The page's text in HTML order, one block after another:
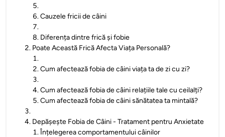
5.
6.Cauzele fricii de câini
7.
8. Diferența dintre frică și fobie
2. Poate Această Frică Afecta Viața Personală?
1.
2.Cum afectează fobia de câini viața ta de zi cu zi?
3.
4.Cum afectează fobia de câini relațiile tale cu ceilalți?
5.Cum afectează fobia de câini sănătatea ta mintală?
3.
4. Depășește Fobia de Câini - Tratament pentru Anxietate
1.Înțelegerea comportamentului câinilor